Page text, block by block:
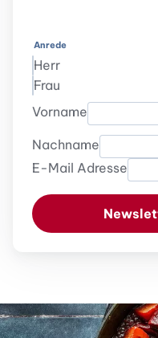
Anrede
Herr
Frau
Vorname
Nachname
E-Mail Adresse